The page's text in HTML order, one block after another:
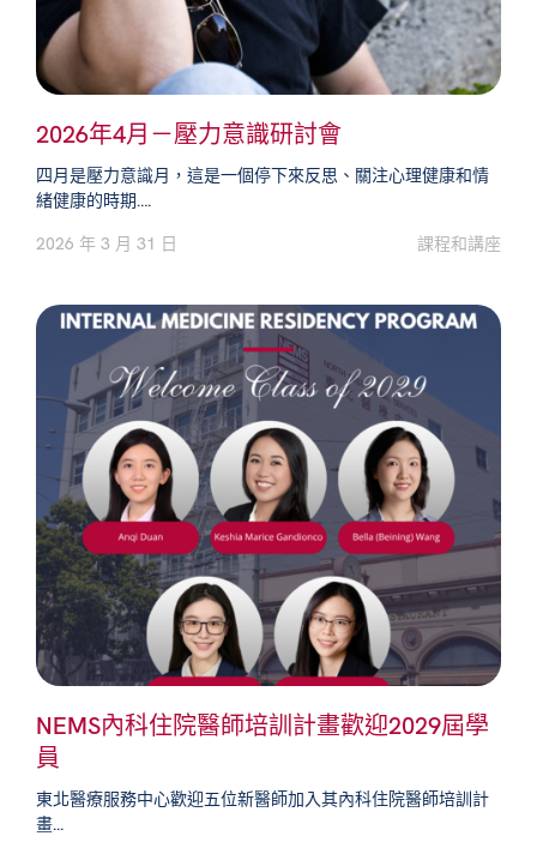
2026年4月－壓力意識研討會
四月是壓力意識月，這是一個停下來反思、關注心理健康和情
緒健康的時期….
2026 年 3 月 31 日
課程和講座
NEMS內科住院醫師培訓計畫歡迎2029屆學
員
東北醫療服務中心歡迎五位新醫師加入其內科住院醫師培訓計
畫...